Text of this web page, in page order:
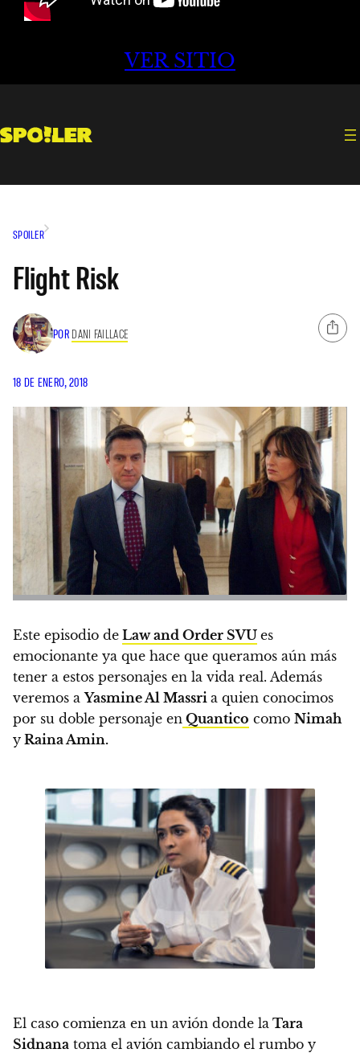
VER SITIO
SPOILER
Flight Risk
POR DANI FAILLACE
18 DE ENERO, 2018
Este episodio de Law and Order SVU es
emocionante ya que hace que queramos aún más
tener a estos personajes en la vida real. Además
veremos aYasmine Al Massri a quien conocimos
por su doble personaje en Quantico como Nimah
y Raina Amin.
El caso comienza en un avión donde la Tara
Sidnana toma el avión cambiando el rumbo y